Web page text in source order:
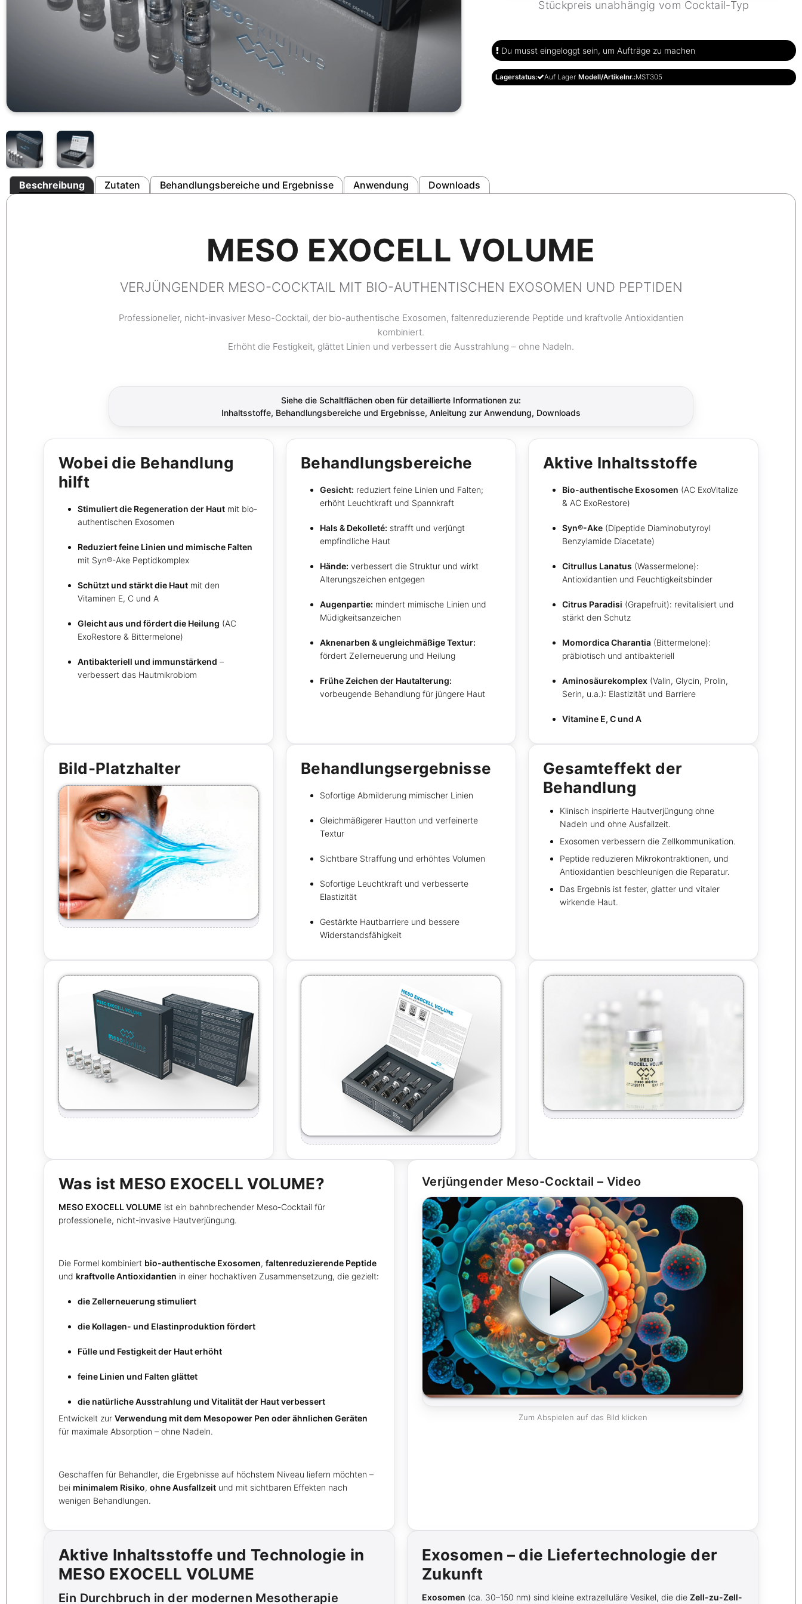
Stückpreis unabhängig vom Cocktail-Typ
Du musst eingeloggt sein, um Aufträge zu machen
Lagerstatus: Auf Lager Modell/Artikelnr.:MST305
Beschreibung Zutaten Behandlungsbereiche und Ergebnisse Anwendung Downloads
MESO EXOCELL VOLUME
VERJÜNGENDER MESO-COCKTAIL MIT BIO-AUTHENTISCHEN EXOSOMEN UND PEPTIDEN
Professioneller, nicht-invasiver Meso-Cocktail, der bio-authentische Exosomen, faltenreduzierende Peptide und kraftvolle Antioxidantien
kombiniert.
Erhöht die Festigkeit, glättet Linien und verbessert die Ausstrahlung – ohne Nadeln.
Siehe die Schaltflächen oben für detaillierte Informationen zu:
Inhaltsstoffe, Behandlungsbereiche und Ergebnisse, Anleitung zur Anwendung, Downloads
Wobei die Behandlung
hilft
Stimuliert die Regeneration der Haut mit bio-
authentischen Exosomen
Reduziert feine Linien und mimische Falten
mit Syn®-Ake Peptidkomplex
Schützt und stärkt die Haut mit den
Vitaminen E, C und A
Gleicht aus und fördert die Heilung (AC
ExoRestore & Bittermelone)
Antibakteriell und immunstärkend –
verbessert das Hautmikrobiom
Behandlungsbereiche
Gesicht: reduziert feine Linien und Falten;
erhöht Leuchtkraft und Spannkraft
Hals & Dekolleté: strafft und verjüngt
empfindliche Haut
Hände: verbessert die Struktur und wirkt
Alterungszeichen entgegen
Augenpartie: mindert mimische Linien und
Müdigkeitsanzeichen
Aknenarben & ungleichmäßige Textur:
fördert Zellerneuerung und Heilung
Frühe Zeichen der Hautalterung:
vorbeugende Behandlung für jüngere Haut
Aktive Inhaltsstoffe
Bio-authentische Exosomen (AC ExoVitalize
& AC ExoRestore)
Syn®-Ake (Dipeptide Diaminobutyroyl
Benzylamide Diacetate)
Citrullus Lanatus (Wassermelone):
Antioxidantien und Feuchtigkeitsbinder
Citrus Paradisi (Grapefruit): revitalisiert und
stärkt den Schutz
Momordica Charantia (Bittermelone):
präbiotisch und antibakteriell
Aminosäurekomplex (Valin, Glycin, Prolin,
Serin, u.a.): Elastizität und Barriere
Vitamine E, C und A
Bild-Platzhalter Behandlungsergebnisse
Sofortige Abmilderung mimischer Linien
Gleichmäßigerer Hautton und verfeinerte
Textur
Sichtbare Straffung und erhöhtes Volumen
Sofortige Leuchtkraft und verbesserte
Elastizität
Gestärkte Hautbarriere und bessere
Widerstandsfähigkeit
Gesamteffekt der
Behandlung
Klinisch inspirierte Hautverjüngung ohne
Nadeln und ohne Ausfallzeit.
Exosomen verbessern die Zellkommunikation.
Peptide reduzieren Mikrokontraktionen, und
Antioxidantien beschleunigen die Reparatur.
Das Ergebnis ist fester, glatter und vitaler
wirkende Haut.
Was ist MESO EXOCELL VOLUME?
MESO EXOCELL VOLUME ist ein bahnbrechender Meso-Cocktail für
professionelle, nicht-invasive Hautverjüngung.
Die Formel kombiniert bio-authentische Exosomen, faltenreduzierende Peptide
und kraftvolle Antioxidantien in einer hochaktiven Zusammensetzung, die gezielt:
die Zellerneuerung stimuliert
die Kollagen- und Elastinproduktion fördert
Fülle und Festigkeit der Haut erhöht
feine Linien und Falten glättet
die natürliche Ausstrahlung und Vitalität der Haut verbessert
Entwickelt zur Verwendung mit dem Mesopower Pen oder ähnlichen Geräten
für maximale Absorption – ohne Nadeln.
Geschaffen für Behandler, die Ergebnisse auf höchstem Niveau liefern möchten –
bei minimalem Risiko, ohne Ausfallzeit und mit sichtbaren Effekten nach
wenigen Behandlungen.
Verjüngender Meso-Cocktail – Video
Zum Abspielen auf das Bild klicken
Aktive Inhaltsstoffe und Technologie in
MESO EXOCELL VOLUME
Ein Durchbruch in der modernen Mesotherapie
Exosomen – die Liefertechnologie der
Zukunft
Exosomen (ca. 30–150 nm) sind kleine extrazelluläre Vesikel, die die Zell-zu-Zell-